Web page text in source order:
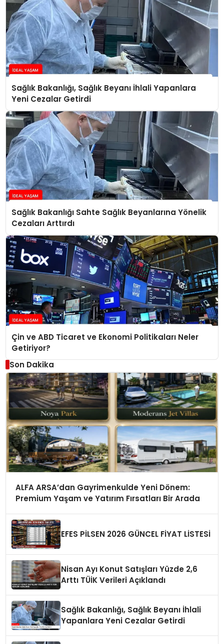
Sağlık Bakanlığı, Sağlık Beyanı İhlali Yapanlara
Yeni Cezalar Getirdi
Sağlık Bakanlığı Sahte Sağlık Beyanlarına Yönelik
Cezaları Arttırdı
Çin ve ABD Ticaret ve Ekonomi Politikaları Neler
Getiriyor?
Son Dakika
ALFA ARSA’dan Gayrimenkulde Yeni Dönem:
Premium Yaşam ve Yatırım Fırsatları Bir Arada
EFES PİLSEN 2026 GÜNCEL FİYAT LİSTESİ
Nisan Ayı Konut Satışları Yüzde 2,6
Arttı TÜİK Verileri Açıklandı
Sağlık Bakanlığı, Sağlık Beyanı İhlali
Yapanlara Yeni Cezalar Getirdi